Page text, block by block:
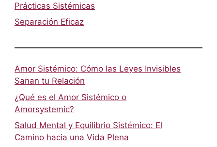
Prácticas Sistémicas
Separación Eficaz
Amor Sistémico: Cómo las Leyes Invisibles
Sanan tu Relación
¿Qué es el Amor Sistémico o
Amorsystemic?
Salud Mental y Equilibrio Sistémico: El
Camino hacia una Vida Plena